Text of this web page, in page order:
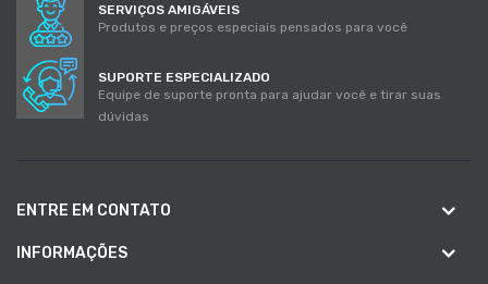
SERVIÇOS AMIGÁVEIS
Produtos e preços especiais pensados para você
SUPORTE ESPECIALIZADO
Equipe de suporte pronta para ajudar você e tirar suas
dúvidas
ENTRE EM CONTATO
INFORMAÇÕES